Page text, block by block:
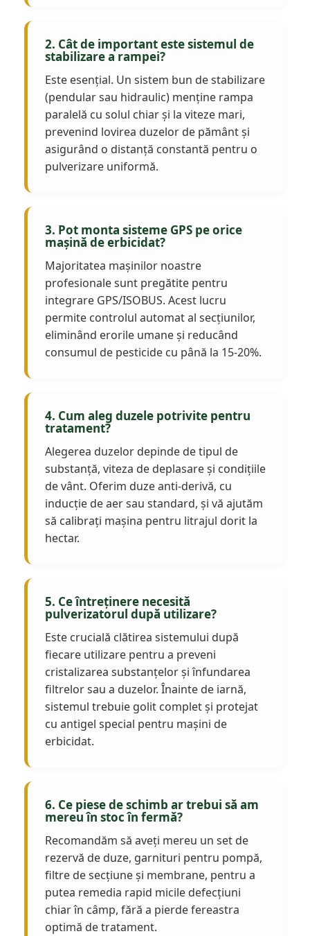
2. Cât de important este sistemul de
stabilizare a rampei?
Este esențial. Un sistem bun de stabilizare
(pendular sau hidraulic) menține rampa
paralelă cu solul chiar și la viteze mari,
prevenind lovirea duzelor de pământ și
asigurând o distanță constantă pentru o
pulverizare uniformă.
3. Pot monta sisteme GPS pe orice
mașină de erbicidat?
Majoritatea mașinilor noastre
profesionale sunt pregătite pentru
integrare GPS/ISOBUS. Acest lucru
permite controlul automat al secțiunilor,
eliminând erorile umane și reducând
consumul de pesticide cu până la 15-20%.
4. Cum aleg duzele potrivite pentru
tratament?
Alegerea duzelor depinde de tipul de
substanță, viteza de deplasare și condițiile
de vânt. Oferim duze anti-derivă, cu
inducție de aer sau standard, și vă ajutăm
să calibrați mașina pentru litrajul dorit la
hectar.
5. Ce întreținere necesită
pulverizatorul după utilizare?
Este crucială clătirea sistemului după
fiecare utilizare pentru a preveni
cristalizarea substanțelor și înfundarea
filtrelor sau a duzelor. Înainte de iarnă,
sistemul trebuie golit complet și protejat
cu antigel special pentru mașini de
erbicidat.
6. Ce piese de schimb ar trebui să am
mereu în stoc în fermă?
Recomandăm să aveți mereu un set de
rezervă de duze, garnituri pentru pompă,
filtre de secțiune și membrane, pentru a
putea remedia rapid micile defecțiuni
chiar în câmp, fără a pierde fereastra
optimă de tratament.